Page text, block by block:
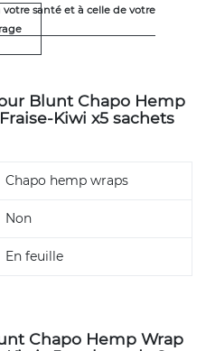
santé et à celle de votre
Blunt Chapo Hemp
Kiwi x5 sachets
Chapo hemp wraps
Non
En feuille
Chapo Hemp Wrap